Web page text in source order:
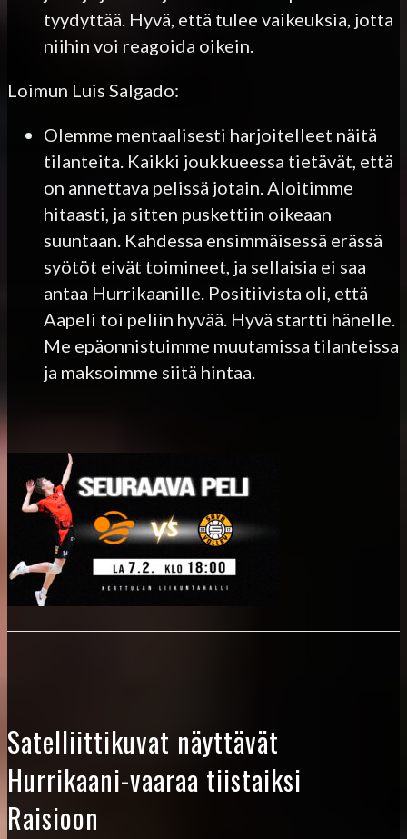
tyydyttää. Hyvä, että tulee vaikeuksia, jotta
niihin voi reagoida oikein.
Loimun Luis Salgado:
Olemme mentaalisesti harjoitelleet näitä
tilanteita. Kaikki joukkueessa tietävät, että
on annettava pelissä jotain. Aloitimme
hitaasti, ja sitten puskettiin oikeaan
suuntaan. Kahdessa ensimmäisessä erässä
syötöt eivät toimineet, ja sellaisia ei saa
antaa Hurrikaanille. Positiivista oli, että
Aapeli toi peliin hyvää. Hyvä startti hänelle.
Me epäonnistuimme muutamissa tilanteissa
ja maksoimme siitä hintaa.
Satelliittikuvat näyttävät
Hurrikaani-vaaraa tiistaiksi
Raisioon